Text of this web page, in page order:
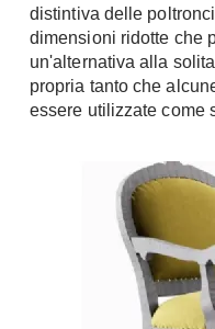
Notte
Camere Matrimoniali
Letti
Camere Classiche
Lenzuola
Piumini
Letti Contenitore
Letti a Scomparsa
distintiva delle
dimensioni ridotte che
un'alternativa alla
propria tanto che
essere utilizzate come